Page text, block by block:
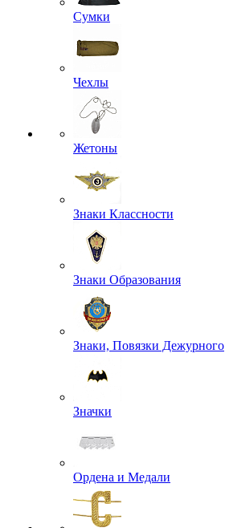
Сумки
Чехлы
Жетоны
Знаки Классности
Знаки Образования
Знаки, Повязки Дежурного
Значки
Ордена и Медали